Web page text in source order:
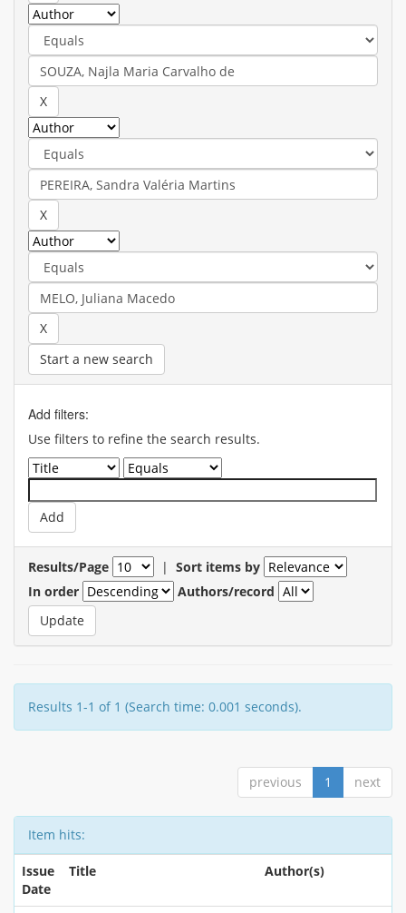
Start a new search
Add filters:
Use filters to refine the search results.
Results/Page | Sort items by
In order
Authors/record
Results 1-1 of 1 (Search time: 0.001 seconds).
previous 1 next
Item hits:
Issue
Date
Title Author(s)